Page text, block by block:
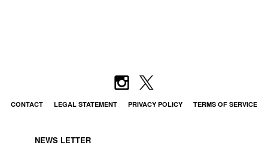
CONTACT LEGAL STATEMENT PRIVACY POLICY TERMS OF SERVICE
NEWS LETTER